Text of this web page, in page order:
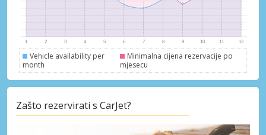
Vehicle availability per
month
Minimalna cijena rezervacije po
mjesecu
Zašto rezervirati s CarJet?